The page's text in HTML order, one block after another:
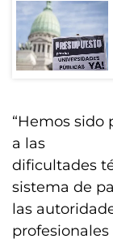
“Hemos sido
a las
dificultades
sistema de
las